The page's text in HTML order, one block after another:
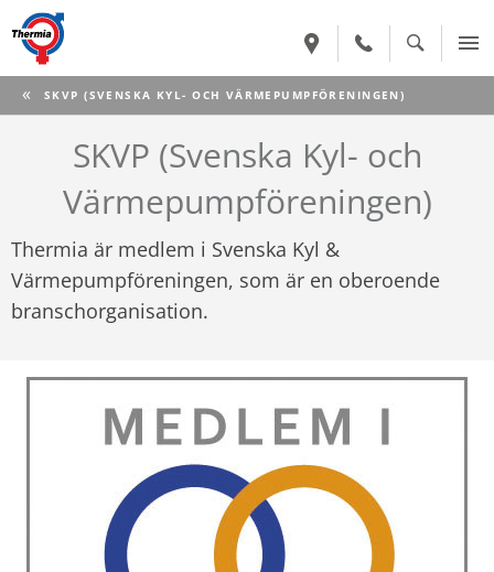
CURRENT:
SKVP (SVENSKA KYL- OCH VÄRMEPUMPFÖRENINGEN)
SKVP (Svenska Kyl- och
Värmepumpföreningen)
Thermia är medlem i Svenska Kyl &
Värmepumpföreningen, som är en oberoende
branschorganisation.